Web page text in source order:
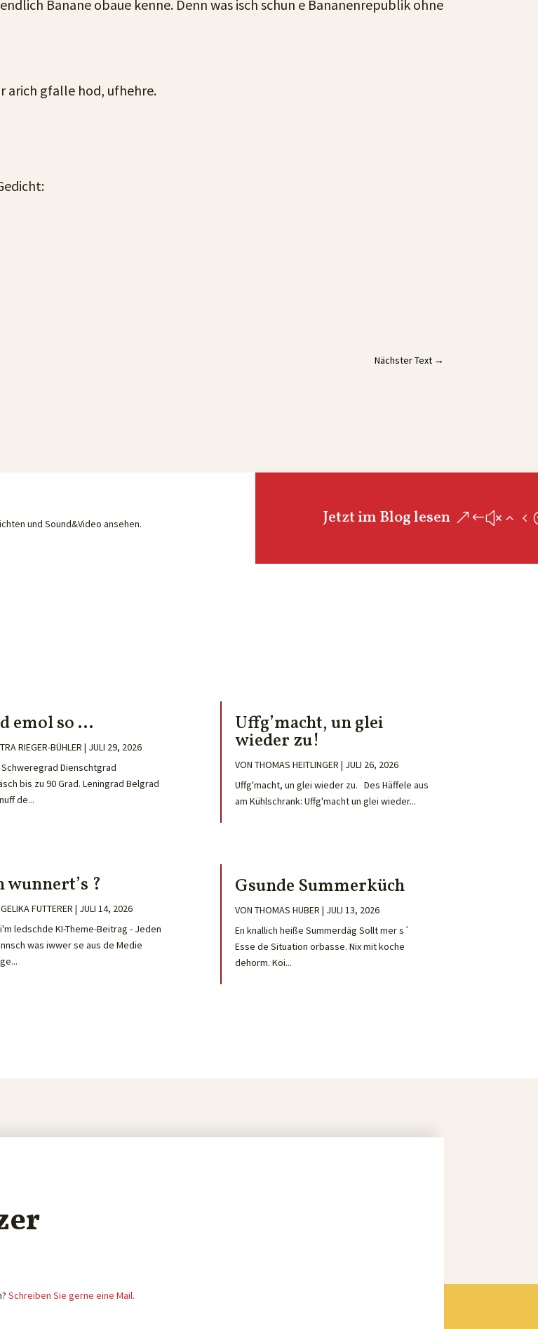
Banane obaue kenne. Denn was isch schun e Bananenrepublik ohne
arich gfalle hod, ufhehre.
Nächster Text→
und Sound&Video ansehen. Jetzt im Blog lesen
emol so …
RIEGER-BÜHLER | JULI 29, 2026
Schweregrad Dienschtgrad
bis zu 90 Grad. Leningrad Belgrad
de...
wunnert’s ?
FUTTERER | JULI 14, 2026
ledschde KI-Theme-Beitrag - Jeden
was iwwer se aus de Medie
Uffg’macht, un glei
wieder zu!
VON THOMAS HEITLINGER | JULI 26, 2026
Uffg'macht, un glei wieder zu. Des Häffele aus
am Kühlschrank: Uffg'macht un glei wieder...
Gsunde Summerküch
VON THOMAS HUBER | JULI 13, 2026
En knallich heiße Summerdäg Sollt mer s´
Esse de Situation orbasse. Nix mit koche
dehorm. Koi...
Schreiben Sie gerne eine Mail.